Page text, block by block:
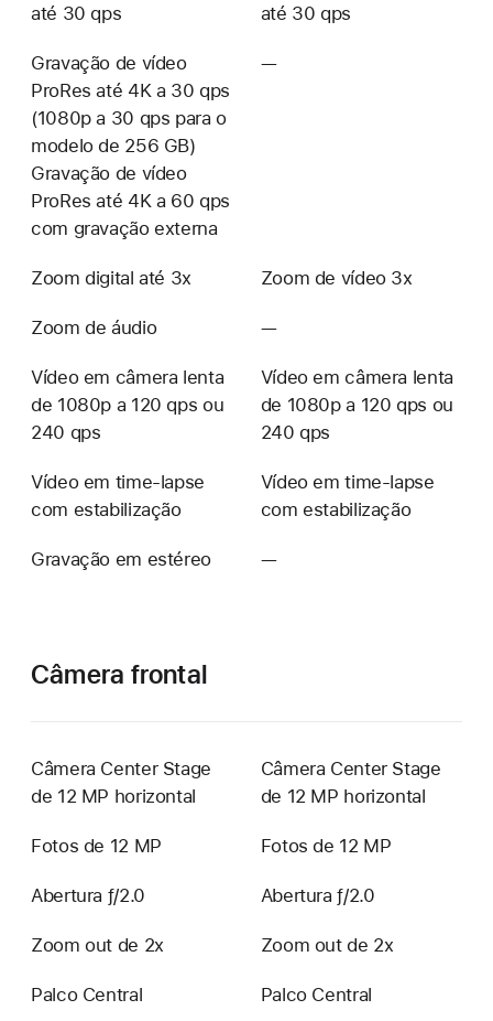
até 30 qps
até 30 qps
Gravação de vídeo
ProRes até 4K a 30 qps
(1080p a 30 qps para o
modelo de 256 GB)
Gravação de vídeo
ProRes até 4K a 60 qps
com gravação externa
—Não
Zoom digital até 3x Zoom de vídeo 3x
Zoom de áudio —Não
Vídeo em câmera lenta
de 1080p a 120 qps ou
240 qps
Vídeo em câmera lenta
de 1080p a 120 qps ou
240 qps
Vídeo em time-lapse
com estabilização
Vídeo em time-lapse
com estabilização
Gravação em estéreo —Não
Câmera frontal
Câmera Center Stage
de 12 MP horizontal
Câmera Center Stage
de 12 MP horizontal
Fotos de 12 MP Fotos de 12 MP
Abertura ƒ/2.0 Abertura ƒ/2.0
Zoom out de 2x Zoom out de 2x
Palco Central Palco Central